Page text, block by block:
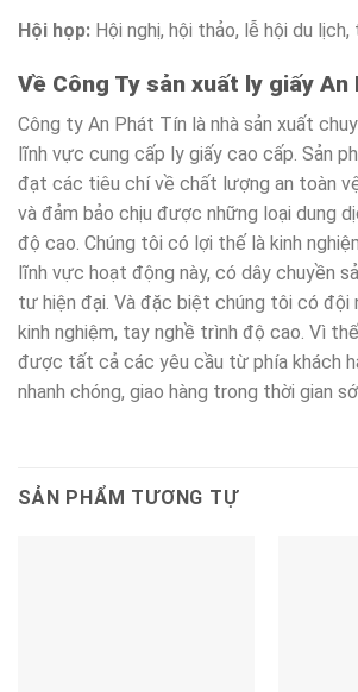
Hội họp: Hội nghị, hội thảo, lễ hội du lịch,
Về Công Ty sản xuất ly giấy An
Công ty An Phát Tín là nhà sản xuất
lĩnh vực cung cấp ly giấy cao cấp. Sản
đạt các tiêu chí về chất lượng an toàn
và đảm bảo chịu được những loại dung
độ cao. Chúng tôi có lợi thế là kinh
lĩnh vực hoạt động này, có dây chuyền
tư hiện đại. Và đặc biệt chúng tôi có đội
kinh nghiệm, tay nghề trình độ cao. Vì
được tất cả các yêu cầu từ phía khách
nhanh chóng, giao hàng trong thời gian
SẢN PHẨM TƯƠNG TỰ